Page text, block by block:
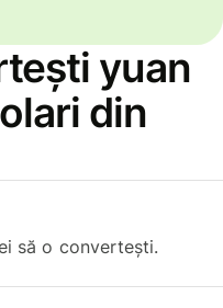
yuan
din
să o convertești.